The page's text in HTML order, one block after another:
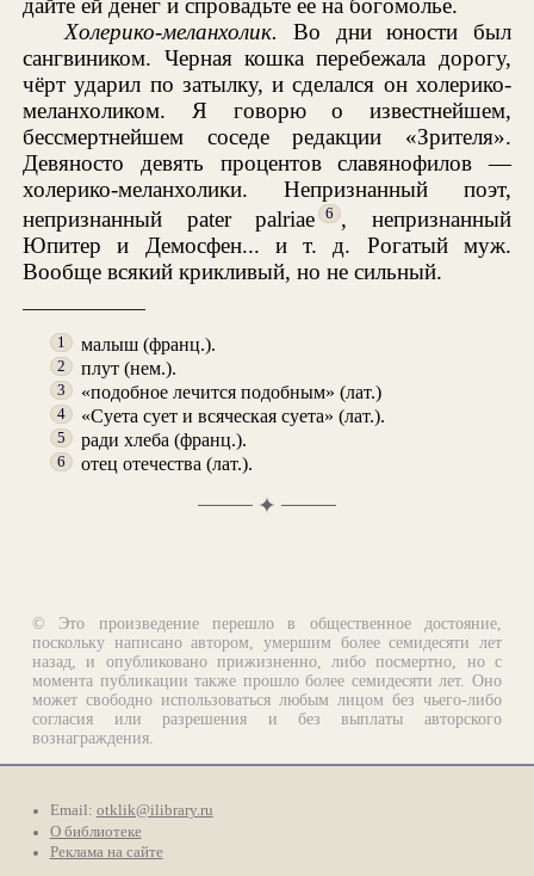
дайте ей денег и спровадьте ее на богомолье.
Холерико-меланхолик.
Во дни юности был
сангвиником. Черная кошка перебежала дорогу,
чёрт ударил по затылку, и сделался он холерико-
меланхоликом. Я говорю о известнейшем,
бессмертнейшем соседе редакции «Зрителя».
Девяносто девять процентов славянофилов —
холерико-меланхолики. Непризнанный поэт,
непризнанный pater palriae
6 , непризнанный
Юпитер и Демосфен... и т. д. Рогатый муж.
Вообще всякий крикливый, но не сильный.
1 малыш (франц.).
2 плут (нем.).
3 «подобное лечится подобным» (лат.)
4 «Суета сует и всяческая суета» (лат.).
5 ради хлеба (франц.).
6 отец отечества (лат.).
✦
© Это произведение перешло в общественное достояние,
поскольку написано автором, умершим более семидесяти лет
назад, и опубликовано прижизненно, либо посмертно, но с
момента публикации также прошло более семидесяти лет. Оно
может свободно использоваться любым лицом без чьего-либо
согласия или разрешения и без выплаты авторского
вознаграждения.
Email: otklik@ilibrary.ru
О библиотеке
Реклама на сайте